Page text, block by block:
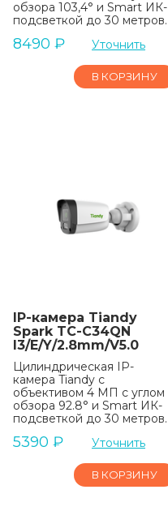
обзора 103,4° и Smart ИК-
подсветкой до 30 метров.
8490 ₽ Уточнить
В КОРЗИНУ
IP-камера Tiandy
Spark TC-C34QN
I3/E/Y/2.8mm/V5.0
Цилиндрическая IP-
камера Tiandy с
объективом 4 МП с углом
обзора 92.8° и Smart ИК-
подсветкой до 30 метров.
5390 ₽ Уточнить
В КОРЗИНУ